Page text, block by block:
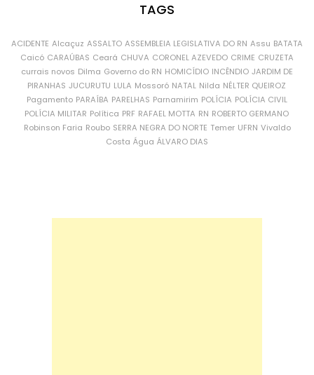
TAGS
ACIDENTE Alcaçuz ASSALTO ASSEMBLEIA LEGISLATIVA DO RN Assu BATATA
Caicó CARAÚBAS Ceará CHUVA CORONEL AZEVEDO CRIME CRUZETA
currais novos Dilma Governo do RN HOMICÍDIO INCÊNDIO JARDIM DE
PIRANHAS JUCURUTU LULA Mossoró NATAL Nilda NÉLTER QUEIROZ
Pagamento PARAÍBA PARELHAS Parnamirim POLÍCIA POLÍCIA CIVIL
POLÍCIA MILITAR Política PRF RAFAEL MOTTA RN ROBERTO GERMANO
Robinson Faria Roubo SERRA NEGRA DO NORTE Temer UFRN Vivaldo
Costa Água ÁLVARO DIAS